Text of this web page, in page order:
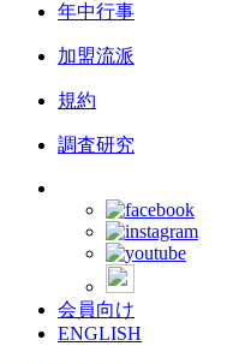
年中行事
加盟流派
規約
調査研究
会員向け
ENGLISH